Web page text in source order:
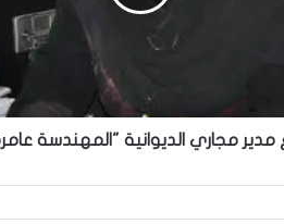
“كون آي” لماذا
الحكومية
مجاري الديوانية "المهندسة